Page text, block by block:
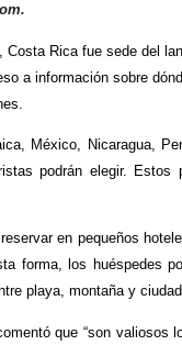
.
Rica fue sede del
a información sobre
México, Nicaragua,
podrán elegir. Estos
en pequeños
forma, los huéspedes
playa, montaña y
que “son valiosos